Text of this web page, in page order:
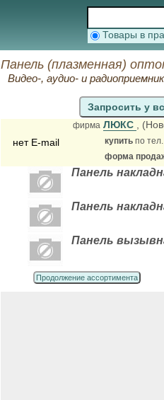
Товары в
Панель (плазменная)
Видео-, аудио- и
Запросить у
нет E-mail
фирма ЛЮКС ,
купить по тел.
форма
Панель
Панель
Панель
Продолжение ассортимента